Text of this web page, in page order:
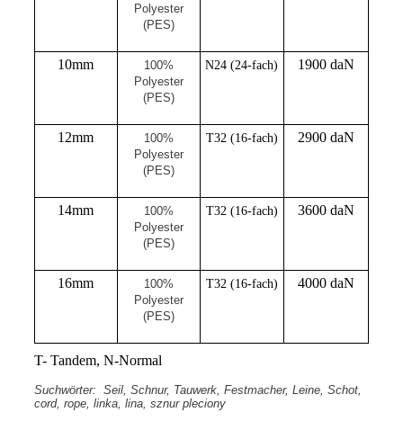
Polyester
(PES)
10mm
100%
Polyester
(PES)
N24 (24-fach) 1900 daN
12mm
100%
Polyester
(PES)
T32 (16-fach) 2900 daN
14mm
100%
Polyester
(PES)
T32 (16-fach) 3600 daN
16mm
100%
Polyester
(PES)
T32 (16-fach) 4000 daN
T- Tandem, N-Normal
Suchwörter: Seil, Schnur, Tauwerk, Festmacher, Leine, Schot,
cord, rope, linka, lina, sznur pleciony